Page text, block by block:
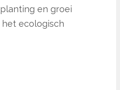
en groei
ecologisch